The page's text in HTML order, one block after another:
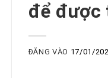
để được
ĐĂNG VÀO 17/01/